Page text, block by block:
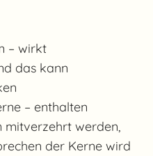
– wirkt
das kann
– enthalten
werden,
der Kerne wird